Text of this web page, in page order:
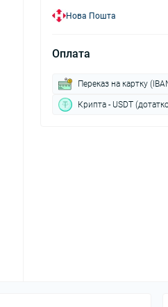
Нова Пошта
Оплата
Переказ на картку
Крипта - USDT